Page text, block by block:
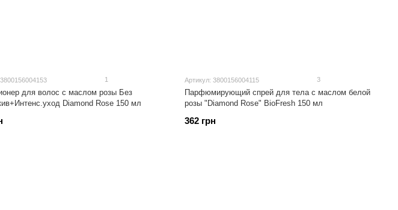
1
для волос с маслом розы Без
Diamond Rose 150 мл
Артикул: 3800156004115 3
Парфюмирующий спрей для тела с маслом белой
розы "Diamond Rose" BioFresh 150 мл
362 грн